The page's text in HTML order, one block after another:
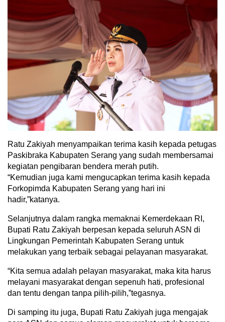
Ratu Zakiyah menyampaikan terima kasih kepada petugas
Paskibraka Kabupaten Serang yang sudah membersamai
kegiatan pengibaran bendera merah putih.
“Kemudian juga kami mengucapkan terima kasih kepada
Forkopimda Kabupaten Serang yang hari ini
hadir,”katanya.
Selanjutnya dalam rangka memaknai Kemerdekaan RI,
Bupati Ratu Zakiyah berpesan kepada seluruh ASN di
Lingkungan Pemerintah Kabupaten Serang untuk
melakukan yang terbaik sebagai pelayanan masyarakat.
“Kita semua adalah pelayan masyarakat, maka kita harus
melayani masyarakat dengan sepenuh hati, profesional
dan tentu dengan tanpa pilih-pilih,”tegasnya.
Di samping itu juga, Bupati Ratu Zakiyah juga mengajak